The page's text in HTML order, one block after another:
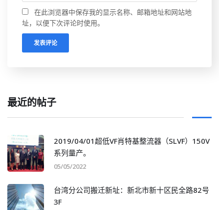
在此浏览器中保存我的显示名称、邮箱地址和网站地
址，以便下次评论时使用。
最近的帖子
2019/04/01超低VF肖特基整流器（SLVF）150V
系列量产。
05/05/2022
台湾分公司搬迁新址：新北市新十区民全路82号
3F